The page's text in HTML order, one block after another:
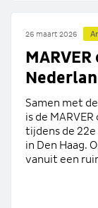
26 maart 2026
Samen met
is de
tijdens de
in Den Haag.
vanuit een